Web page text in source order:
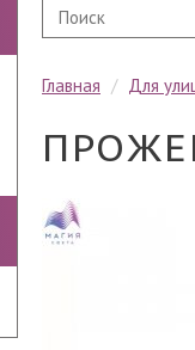
Главная / Для